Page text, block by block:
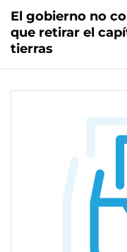
El gobierno no
que retirar el
tierras